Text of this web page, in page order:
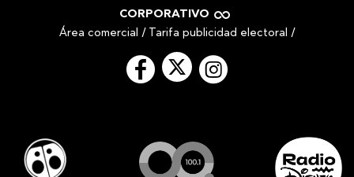
CORPORATIVO
Área comercial / Tarifa publicidad electoral /